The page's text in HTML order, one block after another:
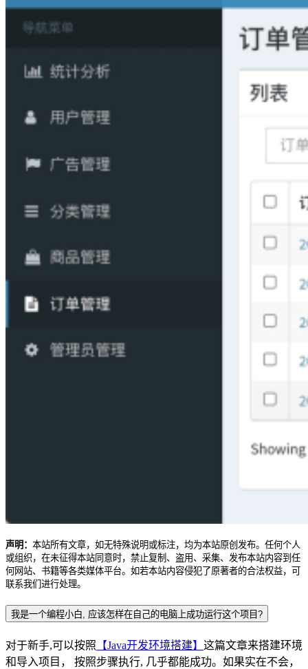
声明： 本站所有文章，如无特殊说明或标注，均为本站原创发布。任何个人
或组织，在未征得本站同意时，禁止复制、盗用、采集、发布本站内容到任
何网站、书籍等各类媒体平台。如若本站内容侵犯了原著者的合法权益，可
联系我们进行处理。
我是一个编程小白, 应该怎样在自己的电脑上成功运行这个项目?
对于新手,可以按照 【Java开发环境搭建】 这篇文章来搭建环境
和导入项目， 按照步骤执行, 几乎都能成功。如果实在不会，